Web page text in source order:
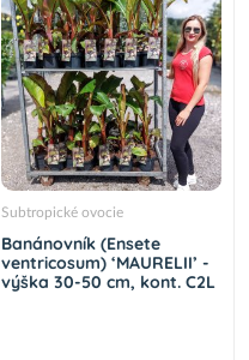
Subtropické ovocie
Banánovník (Ensete
ventricosum) ‘MAURELII’ -
výška 30-50 cm, kont. C2L